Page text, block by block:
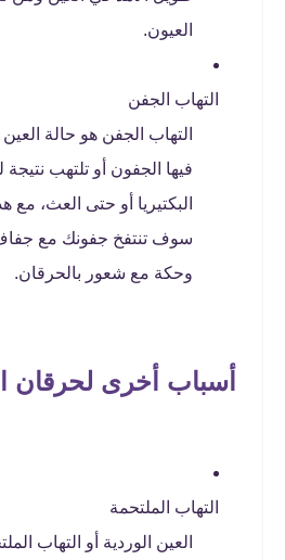
العيون.
التهاب الجفن
التهاب الجفن هو حالة
فيها الجفون أو تلتهب نتيجة
البكتيريا أو حتى العث، مع
سوف تنتفخ جفونك مع جفاف
وحكة مع شعور بالحرقان.
أسباب أخرى لحرقان
التهاب الملتحمة
العين الوردية أو التهاب